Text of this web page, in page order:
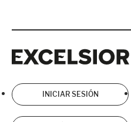
INICIAR SESIÓN